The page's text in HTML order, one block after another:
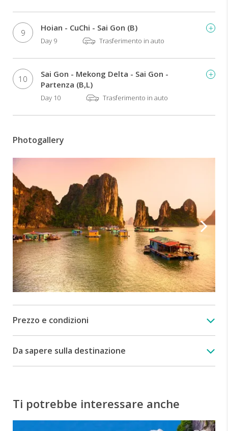
9 Hoian - CuChi - Sai Gon (B)
Day 9 Trasferimento in auto
10
Sai Gon - Mekong Delta - Sai Gon -
Partenza (B,L)
Day 10 Trasferimento in auto
Photogallery
Prezzo e condizioni
Da sapere sulla destinazione
Ti potrebbe interessare anche